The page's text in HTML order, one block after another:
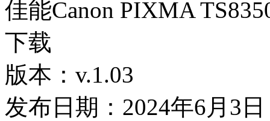
佳能Canon PIXMA
下载
版本：v.1.03
发布日期：2024年6月3日